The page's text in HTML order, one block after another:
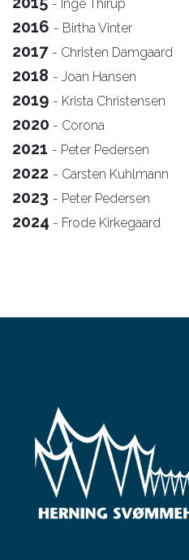
- Inge Thirup
2016 - Birtha Vinter
2017 - Christen Damgaard
2018 - Joan Hansen
2019 - Krista Christensen
2020 - Corona
2021 - Peter Pedersen
2022 - Carsten Kuhlmann
2023 - Peter Pedersen
2024 - Frode Kirkegaard